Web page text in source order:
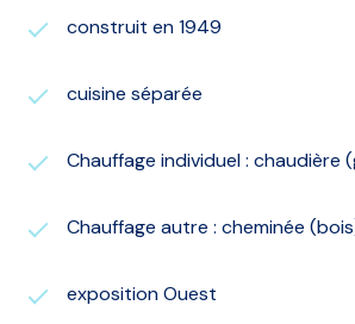
construit en 1949
cuisine séparée
Chauffage individuel : chaudière
Chauffage autre : cheminée
exposition Ouest